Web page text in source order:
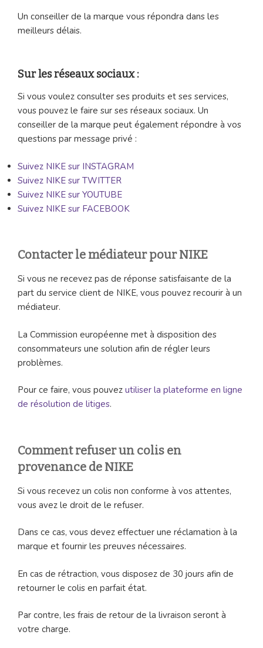
Un conseiller de la marque vous répondra dans les
meilleurs délais.
Sur les réseaux sociaux :
Si vous voulez consulter ses produits et ses services,
vous pouvez le faire sur ses réseaux sociaux. Un
conseiller de la marque peut également répondre à vos
questions par message privé :
Suivez NIKE sur INSTAGRAM
Suivez NIKE sur TWITTER
Suivez NIKE sur YOUTUBE
Suivez NIKE sur FACEBOOK
Contacter le médiateur pour NIKE
Si vous ne recevez pas de réponse satisfaisante de la
part du service client de NIKE, vous pouvez recourir à un
médiateur.
La Commission européenne met à disposition des
consommateurs une solution afin de régler leurs
problèmes.
Pour ce faire, vous pouvez utiliser la plateforme en ligne
de résolution de litiges.
Comment refuser un colis en
provenance de NIKE
Si vous recevez un colis non conforme à vos attentes,
vous avez le droit de le refuser.
Dans ce cas, vous devez effectuer une réclamation à la
marque et fournir les preuves nécessaires.
En cas de rétraction, vous disposez de 30 jours afin de
retourner le colis en parfait état.
Par contre, les frais de retour de la livraison seront à
votre charge.